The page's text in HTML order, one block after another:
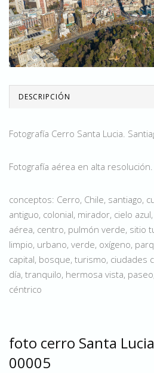
DESCRIPCIÓN
Fotografía Cerro Santa Lucia.
Fotografía aérea en alta resolución.
conceptos: Cerro, Chile, santiago,
antiguo, colonial, mirador, cielo
aérea, centro, pulmón verde, sitio
limpio, urbano, verde, oxígeno,
capital, bosque, turismo, ciudades
día, tranquilo, hermosa vista,
céntrico
foto cerro Santa
00005